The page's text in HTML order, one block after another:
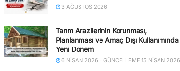
3 AĞUSTOS 2026
Tarım Arazilerinin Korunması,
Planlanması ve Amaç Dışı Kullanımında
Yeni Dönem
6 NISAN 2026 - GÜNCELLEME 15 NISAN 2026